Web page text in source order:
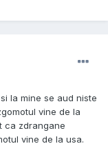
la mine se aud niste
vine de la
ca zdrangane
vine de la usa.